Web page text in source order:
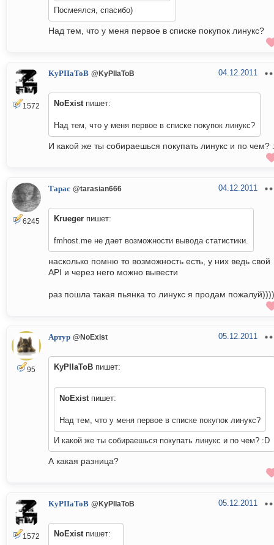
Посмеялся, спасибо)
Над тем, что у меня первое в списке покупок линукс?
1572
KyPIIaToB @KyPIIaToB 04.12.2011
NoExistпишет:
Над тем, что у меня первое в списке покупок линукс?
И какой же ты собираешься покупать линукс и по чем?
6245
Тарас @tarasian666 04.12.2011
Krueger пишет:
fmhost.me не дает возможности вывода статистики.
насколько помню то возможность есть, у них ведь свой
API и через него можно вывести
раз пошла такая пьянка то линукс я продам
95
Артур @NoExist 05.12.2011
KyPIIaToB пишет:
NoExistпишет:
Над тем, что у меня первое в списке покупок линукс?
И какой же ты собираешься покупать линукс и по чем? :D
А какая разница?
1572
KyPIIaToB @KyPIIaToB 05.12.2011
NoExistпишет: